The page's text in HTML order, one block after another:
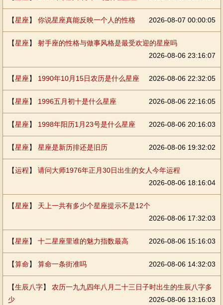
【星座】 你说星座真能反映一个人的性格 2026-08-07 00:00:05
【星座】 射手座的性格与做事风格是最受欢迎的星座吗
2026-08-06 23:16:07
【星座】 1990年10月15日农历是什么星座 2026-08-06 22:32:05
【星座】 1996五月初十是什么星座 2026-08-06 22:16:05
【星座】 1998年阳历1月23号是什么星座 2026-08-06 20:16:03
【星座】 星座是新历排还是旧历 2026-08-06 19:32:02
【运程】 请问大师1976年正月30日出生的女人今年运程
2026-08-06 18:16:04
【星座】 天上一共有多少个星座提示不是12个
2026-08-06 17:32:03
【星座】 十二星座里谁的魅力指数最高 2026-08-06 15:16:03
【算命】 算命一条街准吗 2026-08-06 14:32:03
【生辰八字】 农历一九九四年八月二十三日子时出生的生辰八字多
少
2026-08-06 13:16:03